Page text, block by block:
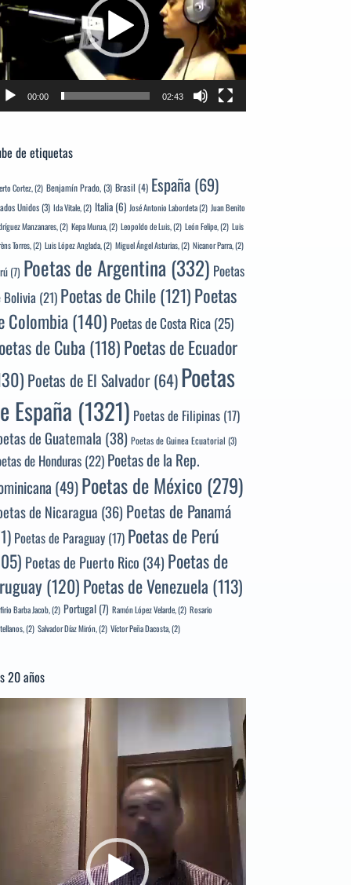
00:00 02:43
de etiquetas
Cortez,(2) Benjamín Prado,(3) Brasil (4) España (69)
Unidos(3) Ida Vitale,(2) Italia (6) José Antonio Labordeta(2) Juan Benito
Manzanares,(2) Kepa Murua,(2) Leopoldo de Luis,(2) León Felipe,(2) Luis
Torres,(2) Luis López Anglada,(2) Miguel Ángel Asturias,(2) Nicanor Parra,(2)
(7) Poetas de Argentina(332) Poetas
Bolivia(21) Poetas de Chile(121)Poetas
Colombia(140) Poetas de Costa Rica(25)
de Cuba (118)Poetas de Ecuador
Poetas de El Salvador(64)Poetas
España (1321) Poetas de Filipinas (17)
de Guatemala (38) Poetas de Guinea Ecuatorial (3)
de Honduras(22) Poetas de la Rep.
(49)Poetas de México(279)
de Nicaragua (36) Poetas de Panamá
Poetas de Paraguay (17) Poetas de Perú
Poetas de Puerto Rico (34) Poetas de
(120)Poetas de Venezuela (113)
Barba Jacob,(2) Portugal (7) Ramón López Velarde,(2) Rosario
(2) Salvador Díaz Mirón,(2) Víctor Peña Dacosta,(2)
20 años